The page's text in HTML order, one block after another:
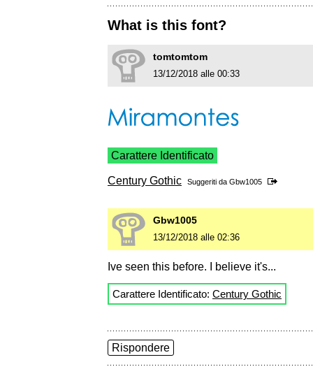
What is this font?
tomtomtom
13/12/2018 alle 00:33
Carattere Identificato
Century Gothic Suggeriti da Gbw1005
Gbw1005
13/12/2018 alle 02:36
Ive seen this before. I believe it's...
Carattere Identificato: Century Gothic
Rispondere